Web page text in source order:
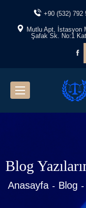
+90 (532) 792
Mutlu Apt, İstasyon
Şafak Sk. No:1
Blog
Anasayfa Blog